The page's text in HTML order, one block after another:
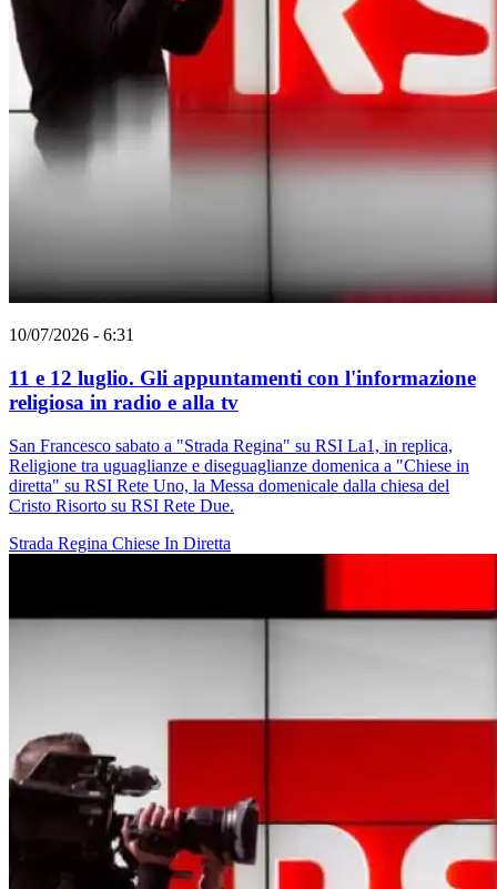
10/07/2026 - 6:31
11 e 12 luglio. Gli appuntamenti con l'informazione
religiosa in radio e alla tv
San Francesco sabato a "Strada Regina" su RSI La1, in replica,
Religione tra uguaglianze e diseguaglianze domenica a "Chiese in
diretta" su RSI Rete Uno, la Messa domenicale dalla chiesa del
Cristo Risorto su RSI Rete Due.
Strada Regina Chiese In Diretta